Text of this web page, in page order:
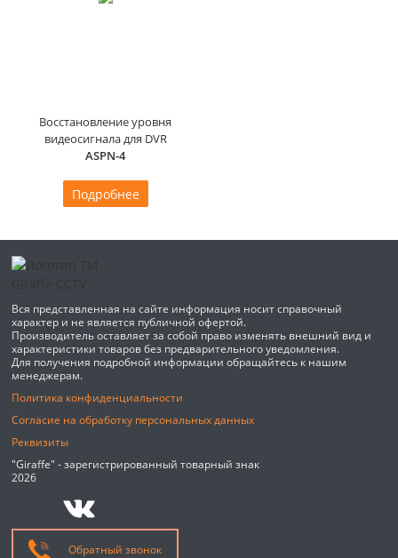
Восстановление уровня
видеосигнала для DVR
ASPN-4
Подробнее
Вся представленная на сайте информация носит справочный
характер и не является публичной офертой.
Производитель оставляет за собой право изменять внешний вид и
характеристики товаров без предварительного уведомления.
Для получения подробной информации обращайтесь к нашим
менеджерам.
Политика конфиденциальности
Согласие на обработку персональных данных
Реквизиты
"Giraffe" - зарегистрированный товарный знак
2026
Обратный звонок